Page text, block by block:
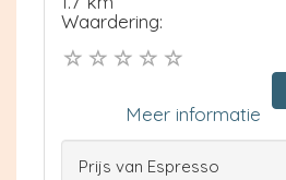
Waardering:
Meer informatie
Prijs van Espresso